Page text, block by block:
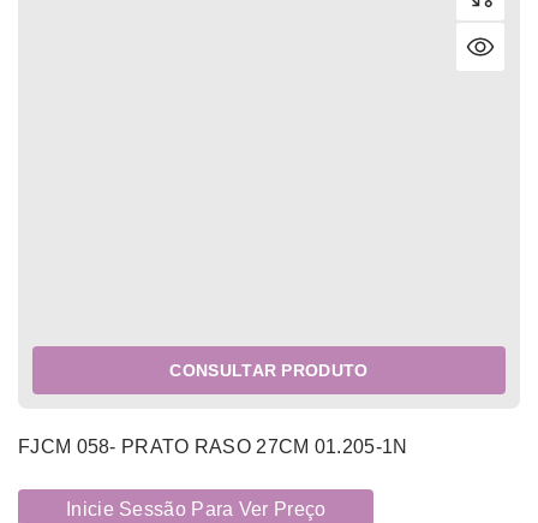
CONSULTAR PRODUTO
FJCM 058- PRATO RASO 27CM 01.205-1N
Inicie Sessão Para Ver Preço